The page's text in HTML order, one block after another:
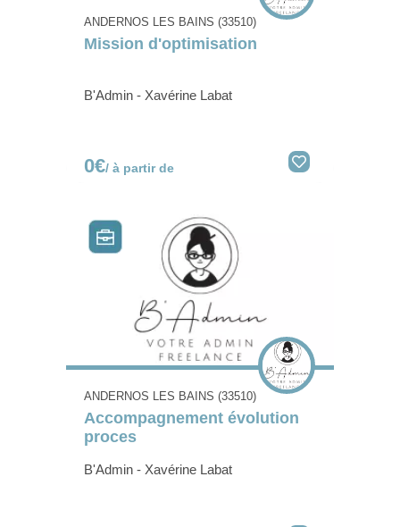
ANDERNOS LES BAINS (33510)
Mission d'optimisation
B'Admin - Xavérine Labat
0€/ à partir de
ANDERNOS LES BAINS (33510)
Accompagnement évolution
proces
B'Admin - Xavérine Labat